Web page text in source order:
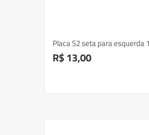
Placa S2 seta para esquerda
R$ 13,00